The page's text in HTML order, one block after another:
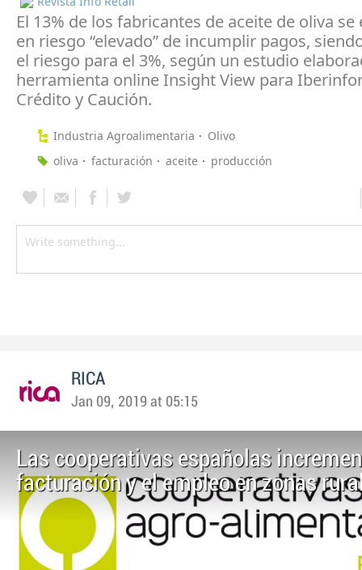
El 13% de los fabricantes de aceite de oliva
en riesgo “elevado” de incumplir pagos,
el riesgo para el 3%, según un estudio
herramienta online Insight View para
Crédito y Caución.
Industria Agroalimentaria
Olivo
oliva
facturación aceite producción
RICA
Jan 09, 2019 at 05:15
Las cooperativas españolas
facturación y el empleo en zonas